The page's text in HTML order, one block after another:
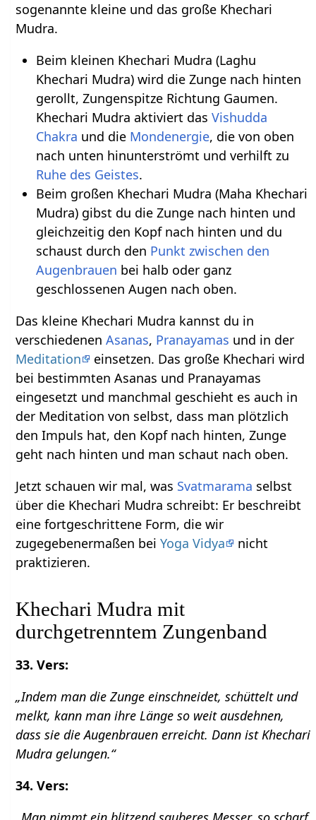
sogenannte kleine und das große Khechari
Mudra.
Beim kleinen Khechari Mudra (Laghu
Khechari Mudra) wird die Zunge nach hinten
gerollt, Zungenspitze Richtung Gaumen.
Khechari Mudra aktiviert das Vishudda
Chakra und die Mondenergie, die von oben
nach unten hinunterströmt und verhilft zu
Ruhe des Geistes.
Beim großen Khechari Mudra (Maha Khechari
Mudra) gibst du die Zunge nach hinten und
gleichzeitig den Kopf nach hinten und du
schaust durch den Punkt zwischen den
Augenbrauen bei halb oder ganz
geschlossenen Augen nach oben.
Das kleine Khechari Mudra kannst du in
verschiedenenAsanas, Pranayamas und in der
Meditation
einsetzen. Das große Khechari wird
bei bestimmten Asanas und Pranayamas
eingesetzt und manchmal geschieht es auch in
der Meditation von selbst, dass man plötzlich
den Impuls hat, den Kopf nach hinten, Zunge
geht nach hinten und man schaut nach oben.
Jetzt schauen wir mal, was Svatmarama selbst
über die Khechari Mudra schreibt: Er beschreibt
eine fortgeschrittene Form, die wir
zugegebenermaßen beiYoga Vidya
nicht
praktizieren.
Khechari Mudra mit
durchgetrenntem Zungenband
33. Vers:
„Indem man die Zunge einschneidet, schüttelt und
melkt, kann man ihre Länge so weit ausdehnen,
dass sie die Augenbrauen erreicht. Dann ist Khechari
Mudra gelungen.“
34. Vers: